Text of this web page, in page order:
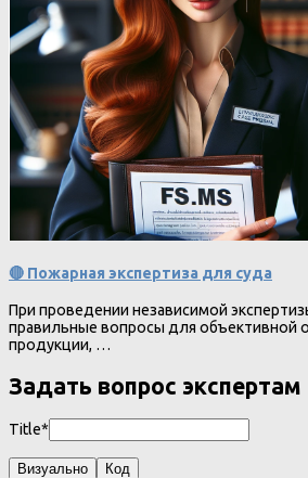
🔴 Пожарная экспертиза для суда
При проведении независимой
правильные вопросы для объективной
продукции, …
Задать вопрос экспертам
Title*
Визуально Код